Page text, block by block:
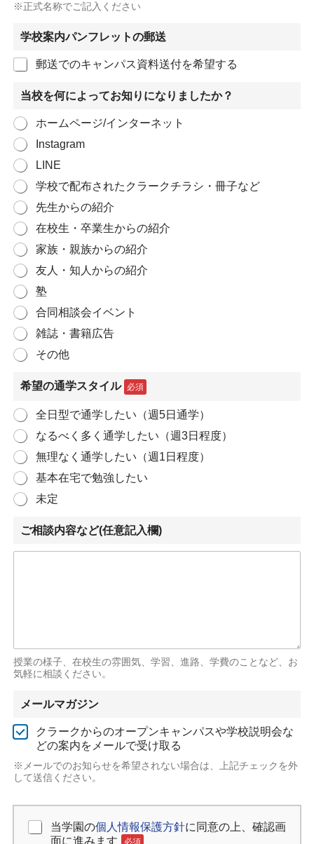
※正式名称でご記入ください
学校案内パンフレットの郵送
郵送でのキャンパス資料送付を希望する
当校を何によってお知りになりましたか？
ホームページ/インターネット
Instagram
LINE
学校で配布されたクラークチラシ・冊子など
先生からの紹介
在校生・卒業生からの紹介
家族・親族からの紹介
友人・知人からの紹介
塾
合同相談会イベント
雑誌・書籍広告
その他
希望の通学スタイル 必須
全日型で通学したい（週5日通学）
なるべく多く通学したい（週3日程度）
無理なく通学したい（週1日程度）
基本在宅で勉強したい
未定
ご相談内容など(任意記入欄)
授業の様子、在校生の雰囲気、学習、進路、学費のことなど、お
気軽に相談ください。
メールマガジン
クラークからのオープンキャンパスや学校説明会な
どの案内をメールで受け取る
※メールでのお知らせを希望されない場合は、上記チェックを外
して送信ください。
個人情報保護方針の同意 必須
当学園の個人情報保護方針に同意の上、確認画
面に進みます